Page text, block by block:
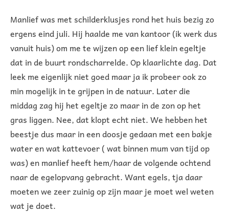
Manlief was met schilderklusjes rond het huis bezig zo
ergens eind juli. Hij haalde me van kantoor (ik werk dus
vanuit huis) om me te wijzen op een lief klein egeltje
dat in de buurt rondscharrelde. Op klaarlichte dag. Dat
leek me eigenlijk niet goed maar ja ik probeer ook zo
min mogelijk in te grijpen in de natuur. Later die
middag zag hij het egeltje zo maar in de zon op het
gras liggen. Nee, dat klopt echt niet. We hebben het
beestje dus maar in een doosje gedaan met een bakje
water en wat kattevoer ( wat binnen mum van tijd op
was) en manlief heeft hem/haar de volgende ochtend
naar de egelopvang gebracht. Want egels, tja daar
moeten we zeer zuinig op zijn maar je moet wel weten
wat je doet.